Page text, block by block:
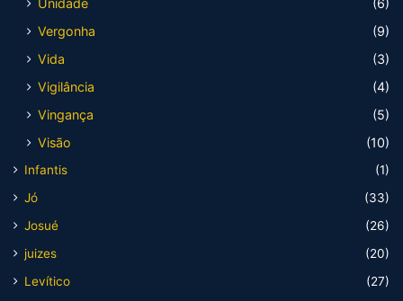
Unidade
(6)
Vergonha
(9)
Vida
(3)
Vigilância
(4)
Vingança
(5)
Visão
(10)
Infantis
(1)
Jó
(33)
Josué
(26)
juizes
(20)
Levítico
(27)